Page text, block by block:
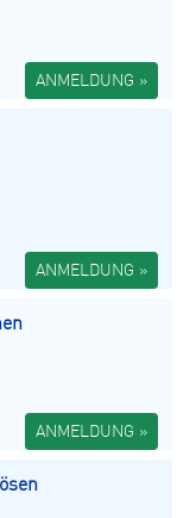
ANMELDUNG »
ANMELDUNG »
ANMELDUNG »